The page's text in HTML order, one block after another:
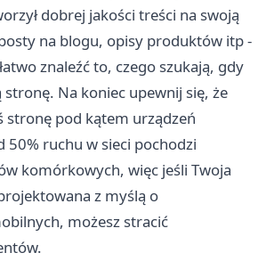
dobrej jakości treści na swoją
na blogu, opisy produktów itp -
znaleźć to, czego szukają, gdy
stronę. Na koniec upewnij się, że
stronę pod kątem urządzeń
50% ruchu w sieci pochodzi
komórkowych, więc jeśli Twoja
z myślą o
możesz stracić